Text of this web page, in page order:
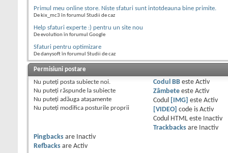
Primul meu online store. Niste sfaturi sunt intotdeauna bine primite.
De kix_mc3 în forumul Studii de caz
Help sfaturi experte :) pentru un site nou
De evolution în forumul Google
Sfaturi pentru optimizare
De danysoft în forumul Studii de caz
Permisiuni postare
Nu puteţi posta subiecte noi.
Nu puteţi răspunde la subiecte
Nu puteţi adăuga ataşamente
Nu puteţi modifica posturile proprii
Codul BBeste Activ
Zâmbeteeste Activ
Codul
[IMG] este Activ
[VIDEO]
code is Activ
Codul HTML este
Inactiv
Trackbacksare
Inactiv
Pingbacks are
Inactiv
Refbacks are Activ